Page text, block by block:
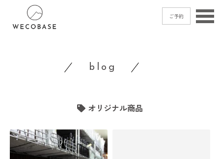
ご予約
contact
blog
オリジナル商品